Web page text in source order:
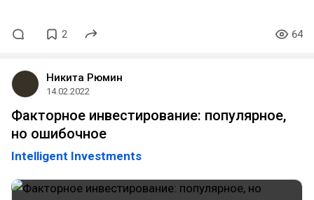
2 64
Никита Рюмин
14.02.2022
Факторное инвестирование: популярное,
но ошибочное
Intelligent Investments